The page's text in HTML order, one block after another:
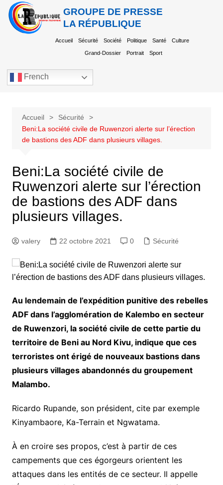
GROUPE DE PRESSE
LA RÉPUBLIQUE
Accueil Sécurité Société Politique Santé Culture
Grand-Dossier Portrait Sport
French
Accueil
Sécurité
Beni:La société civile de Ruwenzori alerte sur l’érection
de bastions des ADF dans plusieurs villages.
Beni:La société civile de
Ruwenzori alerte sur l’érection
de bastions des ADF dans
plusieurs villages.
valery 22 octobre 2021 0 Sécurité
Au lendemain de l’expédition punitive des rebelles
ADF dans l’agglomération de Kalembo en secteur
de Ruwenzori, la société civile de cette partie du
territoire de Beni au Nord Kivu, indique que ces
terroristes ont érigé de nouveaux bastions dans
plusieurs villages abandonnés du groupement
Malambo.
Ricardo Rupande, son président, cite par exemple
Kinyambaore, Ka-Terrain et Ngwatama.
À en croire ses propos, c’est à partir de ces
campements que ces égorgeurs orientent les
attaques dans les entités de ce secteur. Il appelle